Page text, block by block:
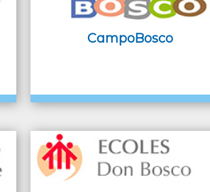
CampoBosco